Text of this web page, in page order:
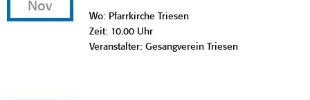
Nov
Wo: Pfarrkirche Triesen
Zeit: 10.00 Uhr
Veranstalter: Gesangverein Triesen